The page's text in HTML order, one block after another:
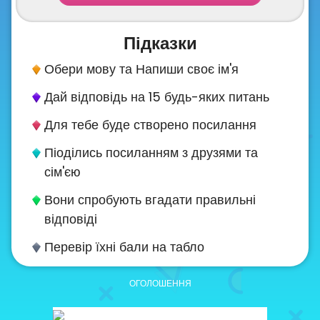
About
Contact
Підказки
Обери мову та Напиши своє ім'я
Дай відповідь на 15 будь-яких питань
Для тебе буде створено посилання
Піоділись посиланням з друзями та
сім'єю
Вони спробують вгадати правильні
відповіді
Перевір їхні бали на табло